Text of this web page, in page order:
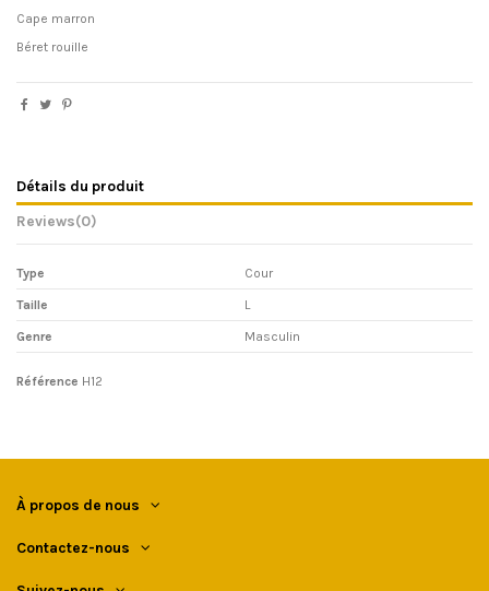
Cape marron
Béret rouille
Détails du produit
Reviews(0)
Type Cour
Taille L
Genre Masculin
Référence H12
À propos de nous
Contactez-nous